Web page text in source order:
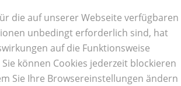
die auf unserer Webseite verfügbaren
unbedingt erforderlich sind, hat
auf die Funktionsweise
können Cookies jederzeit blockieren
Sie Ihre Browsereinstellungen ändern